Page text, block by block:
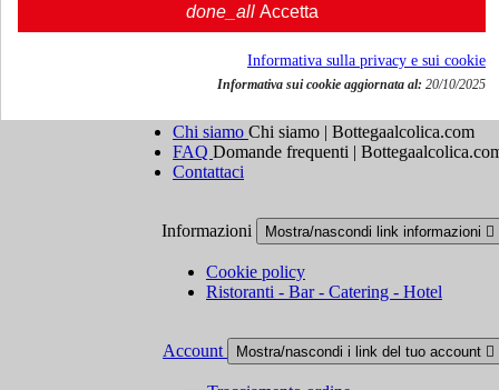
Mostra/nascondi link chi siamo
Chi siamo Chi siamo | Bottegaalcolica.com
FAQ Domande frequenti |
Contattaci
Informazioni Mostra/nascondi link informazioni 
Cookie policy
Ristoranti - Bar - Catering - Hotel
Account Mostra/nascondi i link del tuo account 
done_all Accetta
Informativa sulla privacy e sui cookie
Informativa sui cookie aggiornata al: 20/10/2025